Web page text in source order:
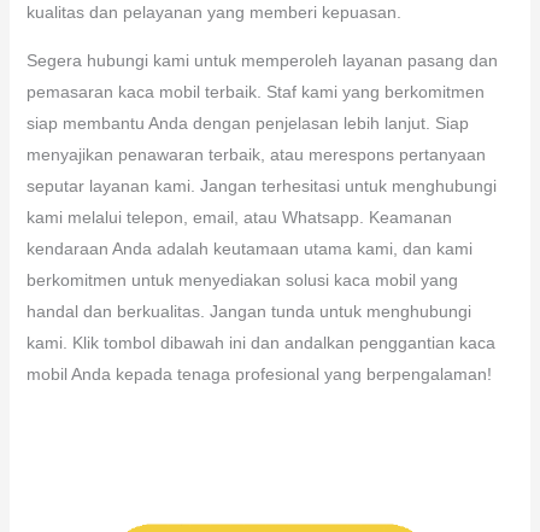
kualitas dan pelayanan yang memberi kepuasan.
Segera hubungi kami untuk memperoleh layanan pasang dan
pemasaran kaca mobil terbaik. Staf kami yang berkomitmen
siap membantu Anda dengan penjelasan lebih lanjut. Siap
menyajikan penawaran terbaik, atau merespons pertanyaan
seputar layanan kami. Jangan terhesitasi untuk menghubungi
kami melalui telepon, email, atau Whatsapp. Keamanan
kendaraan Anda adalah keutamaan utama kami, dan kami
berkomitmen untuk menyediakan solusi kaca mobil yang
handal dan berkualitas. Jangan tunda untuk menghubungi
kami. Klik tombol dibawah ini dan andalkan penggantian kaca
mobil Anda kepada tenaga profesional yang berpengalaman!